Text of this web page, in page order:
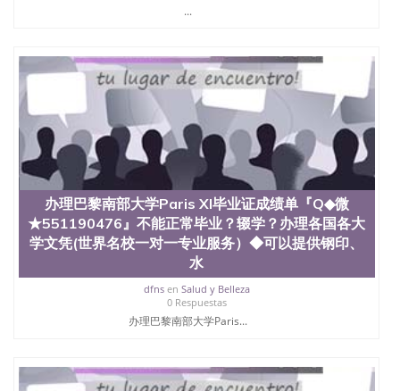
...
办理巴黎南部大学Paris XI毕业证成绩单『Q◆微
★551190476』不能正常毕业？辍学？办理各国各大
学文凭(世界名校一对一专业服务）◆可以提供钢印、
水
dfnsen Salud y Belleza
0 Respuestas
办理巴黎南部大学Paris...